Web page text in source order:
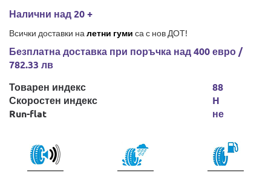
Налични над 20 +
Всички доставки на летни гуми са с нов ДОТ!
Безплатна доставка при поръчка над 400 евро /
782.33 лв
Товарен индекс
Скоростен индекс
Run-flat
88
H
не